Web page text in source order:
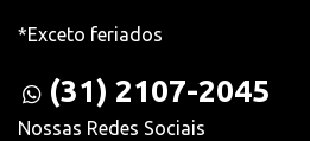
*Exceto feriados
(31) 2107-2045
Nossas Redes Sociais